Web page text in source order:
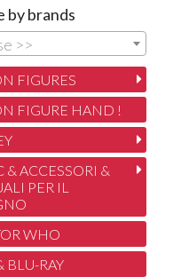
by brands
>>
FIGURES
FIGURE HAND !
& ACCESSORI &
PER IL
WHO
BLU-RAY